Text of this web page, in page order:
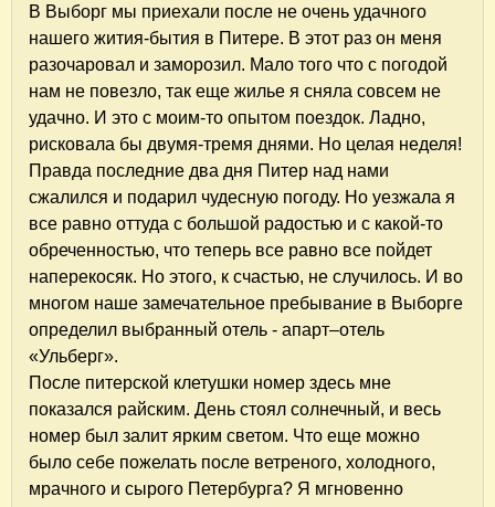
В Выборг мы приехали после не очень удачного
нашего жития-бытия в Питере. В этот раз он меня
разочаровал и заморозил. Мало того что с погодой
нам не повезло, так еще жилье я сняла совсем не
удачно. И это с моим-то опытом поездок. Ладно,
рисковала бы двумя-тремя днями. Но целая неделя!
Правда последние два дня Питер над нами
сжалился и подарил чудесную погоду. Но уезжала я
все равно оттуда с большой радостью и с какой-то
обреченностью, что теперь все равно все пойдет
наперекосяк. Но этого, к счастью, не случилось. И во
многом наше замечательное пребывание в Выборге
определил выбранный отель - апарт–отель
«Ульберг».
После питерской клетушки номер здесь мне
показался райским. День стоял солнечный, и весь
номер был залит ярким светом. Что еще можно
было себе пожелать после ветреного, холодного,
мрачного и сырого Петербурга? Я мгновенно